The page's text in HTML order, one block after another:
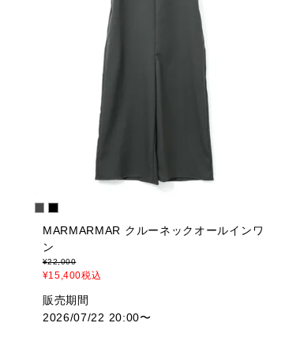
MARMARMAR クルーネックオールインワ
ン
¥22,000
¥15,400税込
販売期間
2026/07/22 20:00〜